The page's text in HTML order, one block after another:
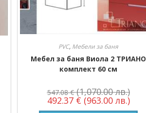
PVC, Мебели за баня
Мебел за баня Виола 2 ТРИАНО
комплект 60 см
547.08€ (1,070.00 лв.)
492.37 € (963.00 лв.)